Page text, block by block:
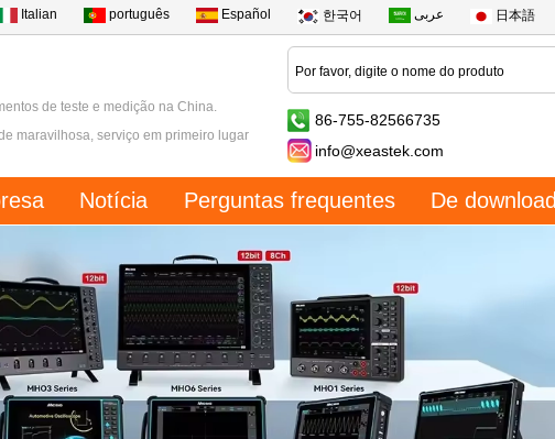
Italian português Español 한국어 عربى 日本語
de teste e medição na China.
maravilhosa, serviço em primeiro lugar
86-755-82566735
info@xeastek.com
Notícia Perguntas frequentes De download